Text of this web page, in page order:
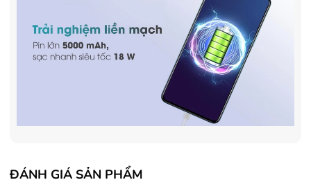
ĐÁNH GIÁ SẢN PHẨM